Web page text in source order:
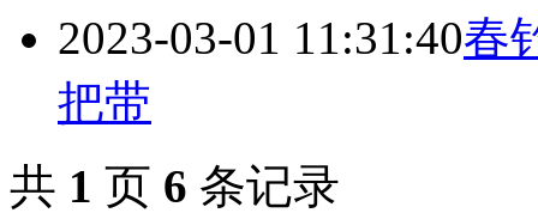
2023-03-01 11:31:40春
把带
共 1 页 6 条记录